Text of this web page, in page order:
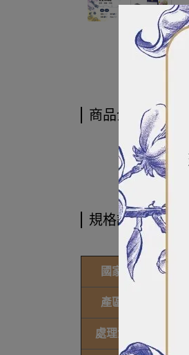
商品介紹
規格說明
國家 巴拿馬
產區
處理法